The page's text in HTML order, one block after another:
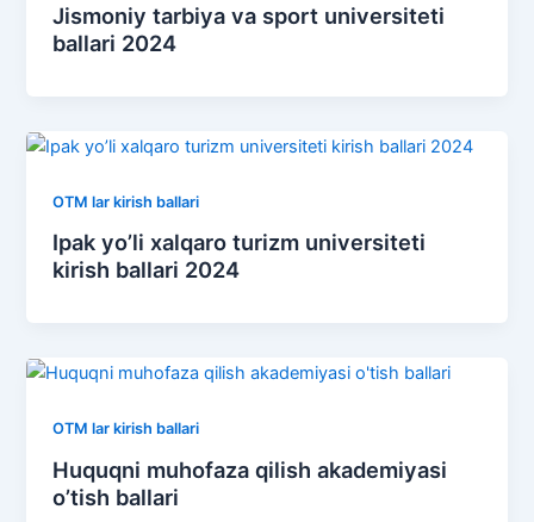
Jismoniy tarbiya va sport universiteti
ballari 2024
OTM lar kirish ballari
Ipak yo’li xalqaro turizm universiteti
kirish ballari 2024
OTM lar kirish ballari
Huquqni muhofaza qilish akademiyasi
o’tish ballari